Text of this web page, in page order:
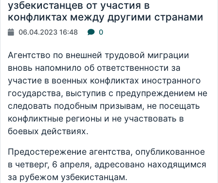
узбекистанцев от участия в
конфликтах между другими странами
06.04.2023 16:48 0
Агентство по внешней трудовой миграции
вновь напомнило об ответственности за
участие в военных конфликтах иностранного
государства, выступив с предупреждением не
следовать подобным призывам, не посещать
конфликтные регионы и не участвовать в
боевых действиях.
Предостережение агентства, опубликованное
в четверг, 6 апреля, адресовано находящимся
за рубежом узбекистанцам.